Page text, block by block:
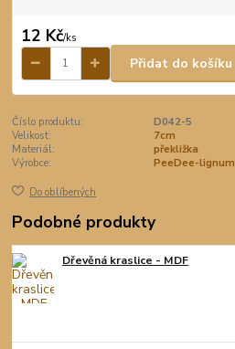
12 Kč/ks
Přidat do košíku
Číslo produktu:
D042-5
Velikost:
7cm
Materiál:
překližka
Výrobce:
PeeDee-lignum
Do oblíbených
Podobné produkty
Dřevěná kraslice - MDF